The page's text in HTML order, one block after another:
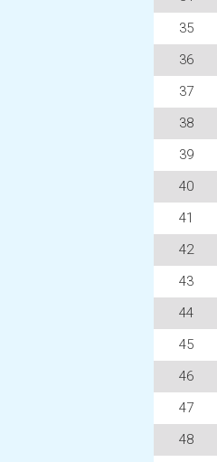
35
36
37
38
39
40
41
42
43
44
45
46
47
48